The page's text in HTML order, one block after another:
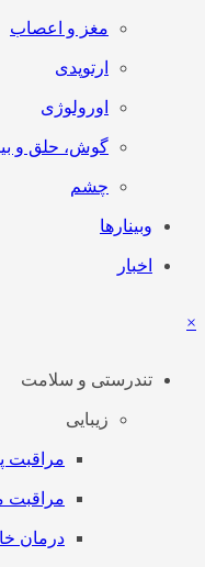
مغز و اعصاب
ارتوپدی
اورولوژی
گوش، حلق و
چشم
وبینارها
اخبار
×
تندرستی و سلامت
زیبایی
مراقبت
مراقبت
درمان